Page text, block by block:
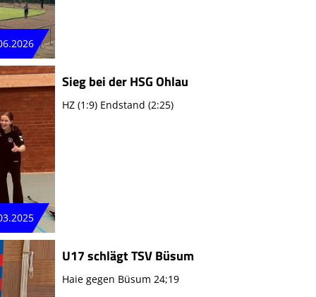
Sieg bei der HSG Ohlau
HZ (1:9) Endstand (2:25)
U17 schlägt TSV Büsum
Haie gegen Büsum 24;19